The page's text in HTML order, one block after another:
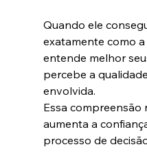
Quando ele
exatamente como
entende melhor
percebe a
envolvida.
Essa compreensão
aumenta a
processo de